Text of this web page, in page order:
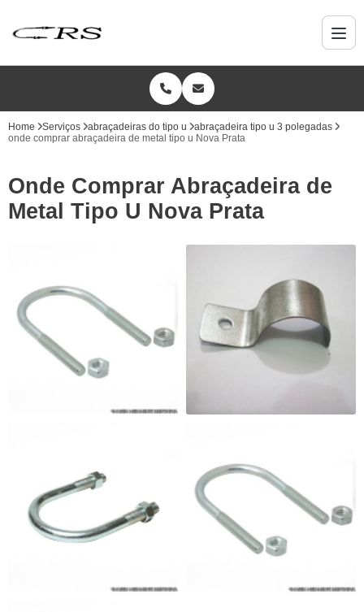
Home Serviços abraçadeiras do tipo u
abraçadeira tipo u 3 polegadas
onde comprar abraçadeira de metal tipo u Nova Prata
Onde Comprar Abraçadeira de
Metal Tipo U Nova Prata